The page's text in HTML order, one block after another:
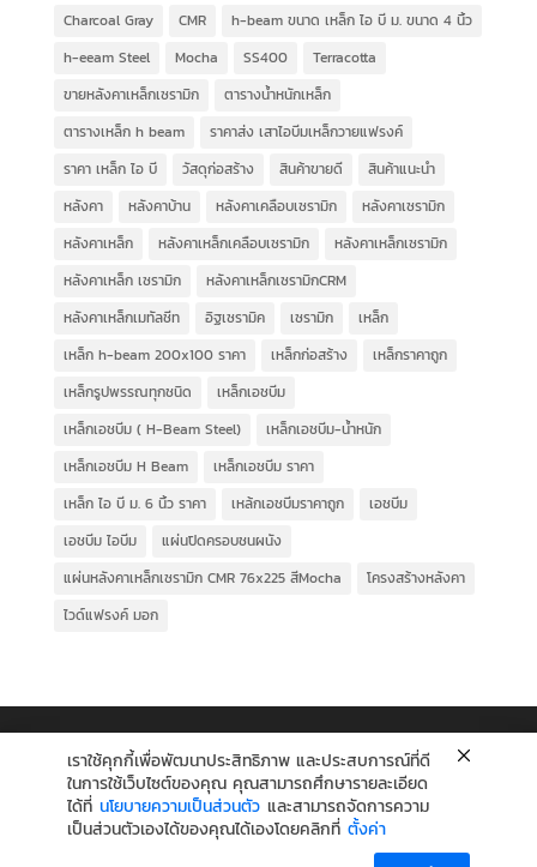
Charcoal Gray CMR
h-beam ขนาด เหล็ก ไอ บี ม. ขนาด 4 นิ้ว
h-eeam Steel
Mocha SS400
Terracotta
ขายหลังคาเหล็กเซรามิก
ตารางน้ำหนักเหล็ก
ตารางเหล็ก h beam
ราคาส่ง เสาไอบีมเหล็กวายแฟรงค์
ราคา เหล็ก ไอ บี
วัสดุก่อสร้าง สินค้าขายดี
สินค้าแนะนำ
หลังคา
หลังคาบ้าน หลังคาเคลือบเซรามิก
หลังคาเซรามิก
หลังคาเหล็ก
หลังคาเหล็กเคลือบเซรามิก
หลังคาเหล็กเซรามิก
หลังคาเหล็ก เซรามิก
หลังคาเหล็กเซรามิกCRM
หลังคาเหล็กเมทัลชีท
อิฐเซรามิค เซรามิก
เหล็ก
เหล็ก h-beam 200x100 ราคา
เหล็กก่อสร้าง
เหล็กราคาถูก
เหล็กรูปพรรณทุกชนิด
เหล็กเอชบีม
เหล็กเอชบีม ( H-Beam Steel)
เหล็กเอชบีม-น้ำหนัก
เหล็กเอชบีม H Beam
เหล็กเอชบีม ราคา
เหล็ก ไอ บี ม. 6 นิ้ว ราคา
เหล้กเอชบีมราคาถูก
เอชบีม
เอชบีม ไอบีม
แผ่นปิดครอบชนผนัง
แผ่นหลังคาเหล็กเซรามิก CMR 76x225 สีMocha
โครงสร้างหลังคา
ไวด์แฟรงค์ มอก
เราใช้คุกกี้เพื่อพัฒนาประสิทธิภาพ และประสบการณ์ที่ดี
ในการใช้เว็บไซต์ของคุณ คุณสามารถศึกษารายละเอียด
ได้ที่ นโยบายความเป็นส่วนตัว และสามารถจัดการความ
เป็นส่วนตัวเองได้ของคุณได้เองโดยคลิกที่ ตั้งค่า